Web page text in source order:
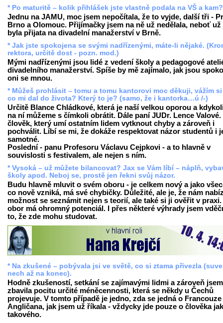
* Po maturitě – kolik přihlášek jste vlastně podala na VŠ a kam?
Jednu na JAMU, moc jsem nepočítala, že to vyjde, další tři -
Brno a Olomouc. Přijímačky jsem na ně už nedělala, neboť už
byla přijata na divadelní manažerství v Brně.
* Jak jste spokojena se svými nadřízenými, máte-li nějaké.
rektora, určitě dost - pozn. mod.)
Mými nadřízenými jsou lidé z vedení školy a pedagogové
divadelního manažerství. Spíše by mě zajímalo, jak jsou
oni se mnou.
* Můžeš prohlásit – tomu a tomu kantorovi moc děkuji, vážím
co mi dal do života? Který to je? (samo, že i kantorka…ú /-)
Určitě Blance Chládkové, která je naší velkou oporou a
na ní můžeme s čímkoli obrátit. Dále paní JUDr. Lence Valové.
člověk, který umí ostatním lidem vytknout chyby a zároveň i
pochválit. Líbí se mi, že dokáže respektovat názor studentů i
samotné.
Poslední - panu Profesoru Václavu Cejpkovi - a to hlavně v
souvislosti s festivalem, ale nejen s ním.
* Vysoká – už můžete bilancovat? Jax se Vám líbí – náplň,
školy apod. Neboj se, prostě jen řekni svůj názor.
Budu hlavně mluvit o svém oboru - je celkem nový a jako
co nově vzniká, má své chybičky. Důležité, ale je, že nám
možnost se seznámit nejen s teorií, ale také si ji ověřit v praxi.
obor má ohromný potenciál. I přes některé výhrady jsem
to, že zde mohu studovat.
* Na zkušené – pobývala jsi ve světě, co si ztama přivezla
nech až na konec).
Hodně zkušeností, setkání se zajímavými lidmi a zároveň
zbavila pocitu určité méněcennosti, která se někdy u Čechů
projevuje. V tomto případě je jedno, zda se jedná o Francouze
Angličana, jak jsem už říkala - vždycky jde pouze o člověka
takového.